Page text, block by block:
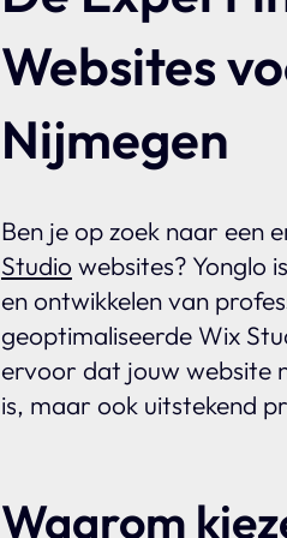
Websites
Nijmegen
Ben je op zoek naar een
Studio websites? Yonglo
en ontwikkelen van
geoptimaliseerde Wix
ervoor dat jouw website
is, maar ook uitstekend
Waarom